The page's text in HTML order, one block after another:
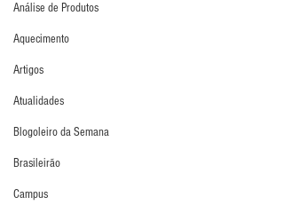
Análise de Produtos
Aquecimento
Artigos
Atualidades
Blogoleiro da Semana
Brasileirão
Campus